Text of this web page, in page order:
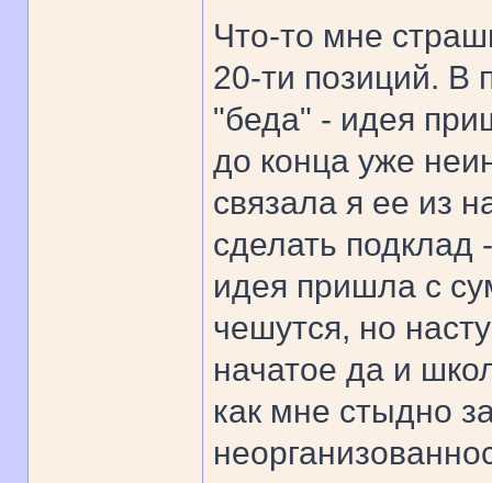
Что-то мне
20-ти позиций. В
"беда" - идея
до конца уже
связала я ее из
сделать подклад
идея пришла с
чешутся, но
начатое да и
как мне стыдно